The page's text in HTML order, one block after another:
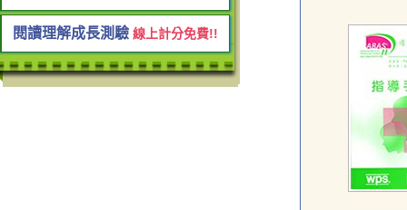
閱讀理解成長測驗 線上計分免費!!